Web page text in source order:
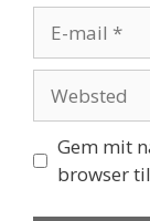
mail
Gem mit
browser